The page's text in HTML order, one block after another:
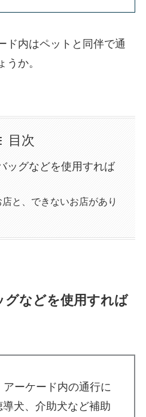
ド内はペットと同伴で通
うか。
目次
ッグなどを使用すれば
と、できないお店があり
グなどを使用すれば
ーケード内の通行に
犬、介助犬など補助